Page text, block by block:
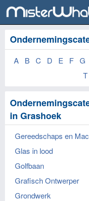
A B C D E F G
T
in Grashoek
Gereedschaps en
Glas in lood
Golfbaan
Grafisch Ontwerper
Grondwerk